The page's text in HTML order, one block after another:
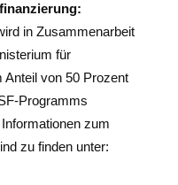
in Zusammenarbeit
für
Anteil von 50 Prozent
Programms
zum
zu finden unter: